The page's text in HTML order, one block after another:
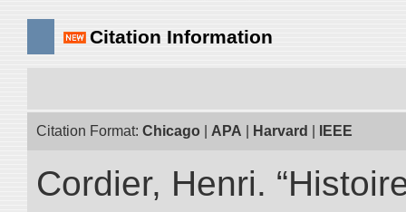
Citation Information
Citation Format: Chicago APA Harvard IEEE
Cordier, Henri.